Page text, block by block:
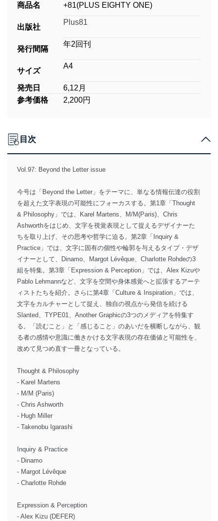
商品名 +81(PLUS EIGHTY ONE)
出版社
Plus81
発行間隔
年2回刊
サイズ
A4
発売日
6,12月
参考価格
2,200円
目次
Vol.97: Beyond the Letter issue
今号は「Beyond the Letter」をテーマに、単なる情報伝達の役割
を超えた文字表現の可能性にフォーカスする。第1章「Thought
& Philosophy」では、Karel Martens、M/M(Paris)、Chris
Ashworthをはじめ、文字を視覚表現として捉えるデザイナーた
ちを取り上げ、その思考や哲学に迫る。第2章「Inquiry &
Practice」では、文字に固有の個性や輪郭を与えるタイプ・デザ
イナーとして、Dinamo、Margot Lévêque、Charlotte Rohdeの3
組を特集。第3章「Expression & Perception」では、Alex Kizuや
Pablo Lehmannなど、文字を空間や身体感覚へと拡張するアーテ
ィストたちを紹介。さらに第4章「Culture & Inspiration」では、
文字をカルチャーとして捉え、独自の視点から発信を続ける
Slanted、TYPE01、Another Graphicの3つのメディアを特集す
る。「読むこと」と「感じること」のあいだを横断しながら、観
る者の感情や意識に働きかける文字表現の存在価値と可能性を、
改めて見つめ直す一冊となっている。
Thought & Philosophy
- Karel Martens
- M/M (Paris)
- Chris Ashworth
- Hugh Miller
- Takenobu Igarashi
Inquiry & Practice
- Dinamo
- Margot Lévêque
- Charlotte Rohde
Expression & Perception
- Alex Kizu (DEFER)